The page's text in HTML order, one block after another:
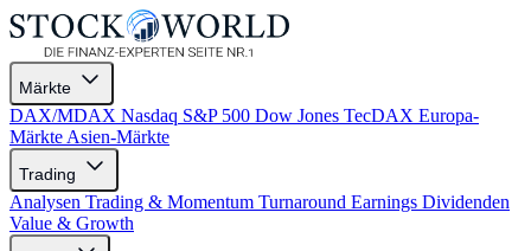
Märkte
DAX/MDAX Nasdaq S&P 500 Dow Jones TecDAX Europa-
Märkte Asien-Märkte
Trading
Analysen Trading & Momentum Turnaround Earnings Dividenden
Value & Growth